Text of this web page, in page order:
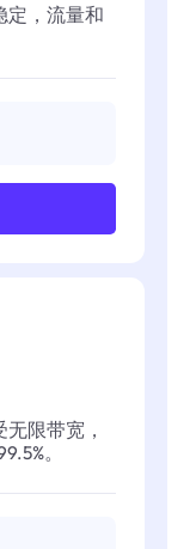
定，流量和
限带宽，
。